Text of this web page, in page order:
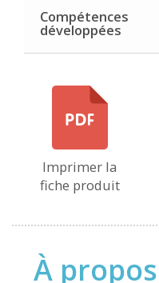
Compétences
développées
Imprimer la
fiche produit
À